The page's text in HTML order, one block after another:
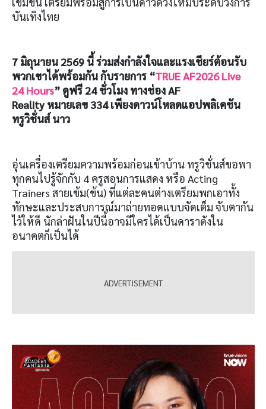
บันเทิงไทย
7 มิถุนายน2569 นี้ ร่วมส่งกำลังใจและแรงเชียร์ต้อนรับ
พวกเขาได้พร้อมกัน กับรายการ “TRUE AF2026 Live
24 Hours” ดูฟรี24ชั่วโมง ทางช่องAF
Reality หมายเลข 334เพียงดาวน์โหลดแอปพลิเคชัน
ทรูวิชั่นส์ นาว
อุ่นเครื่องเตรียมความพร้อมก่อนเข้าบ้าน ทรูวิชั่นส์ขอพา
ทุกคนไปรู้จักกับ 4 ครูสอนการแสดง หรือ Acting
Trainers สายเข้ม(ข้น) ที่แต่ละคนต่างเตรียมพกเอาทั้ง
ทักษะและประสบการณ์มาถ่ายทอดแบบจัดเต็ม จับตากัน
ไว้ให้ดี นักล่าฝันในปีนี้อาจมีใครได้เป็นดาราดังใน
อนาคตก็เป็นได้